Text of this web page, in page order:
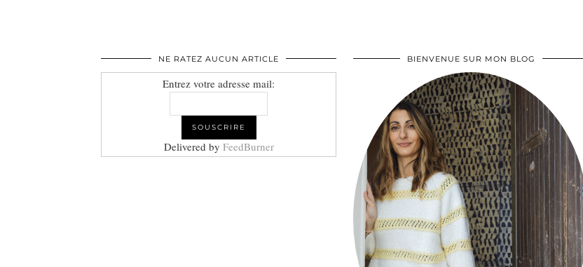
NE RATEZ AUCUN ARTICLE
Entrez votre adresse mail:
Delivered by FeedBurner
BIENVENUE SUR MON BLOG